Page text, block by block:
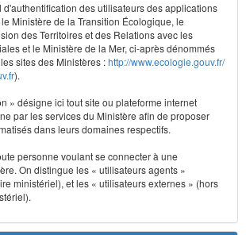
d'authentification des utilisateurs des applications
Ministère de la Transition Écologique, le
des Territoires et des Relations avec les
et le Ministère de la Mer, ci-après dénommés
sites des Ministères :http://www.ecologie.gouv.fr/
).
» désigne ici tout site ou plateforme internet
par les services du Ministère afin de proposer
dans leurs domaines respectifs.
personne voulant se connecter à une
On distingue les « utilisateurs agents »
ministériel), et les « utilisateurs externes » (hors